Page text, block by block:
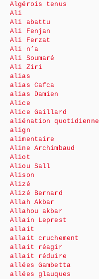
Algérois tenus
Ali
Ali abattu
Ali Fenjan
Ali Ferzat
Ali n’a
Ali Soumaré
Ali Ziri
alias
alias Cafca
alias Damien
Alice
Alice Gaillard
aliénation quotidienne
align
alimentaire
Aline Archimbaud
Aliot
Aliou Sall
Alison
Alizé
Alizé Bernard
Allah Akbar
Allahou akbar
Allain Leprest
allait
allait cruchement
allait réagir
allait réduire
allées Gambetta
allées glauques